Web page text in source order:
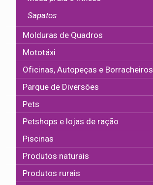
Sapatos
Molduras de Quadros
Mototáxi
Oficinas, Autopeças e Borracheiros
Parque de Diversões
Pets
Petshops e lojas de ração
Piscinas
Produtos naturais
Produtos rurais